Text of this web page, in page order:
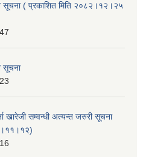
सूचना ( प्रकाशित मिति २०८२।१२।२५
सूचना
खारेजी सम्वन्धी अत्यन्त जरुरी सूचना